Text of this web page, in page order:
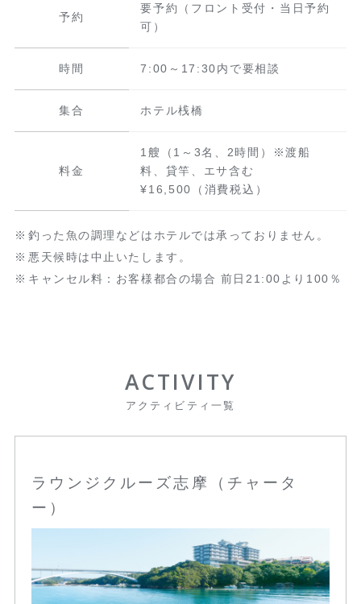
予約
要予約（フロント受付・当日予約
可）
時間 7:00～17:30内で要相談
集合 ホテル桟橋
料金
1艘（1～3名、2時間）※渡船
料、貸竿、エサ含む
¥16,500（消費税込）
釣った魚の調理などはホテルでは承っておりません。
悪天候時は中止いたします。
キャンセル料：お客様都合の場合 前日21:00より100％
ACTIVITY
アクティビティ一覧
ラウンジクルーズ志摩（チャータ
ー）